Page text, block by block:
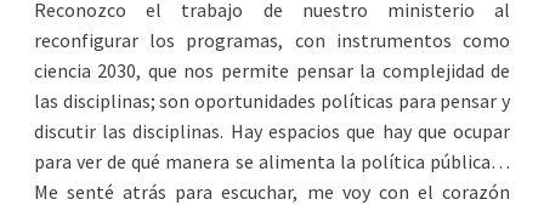
Reconozco el trabajo de nuestro ministerio al
reconfigurar los programas, con instrumentos como
ciencia 2030, que nos permite pensar la complejidad de
las disciplinas; son oportunidades políticas para pensar y
discutir las disciplinas. Hay espacios que hay que ocupar
para ver de qué manera se alimenta la política pública…
Me senté atrás para escuchar, me voy con el corazón